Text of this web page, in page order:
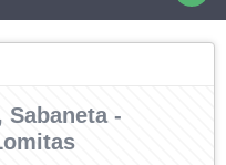
Sabaneta -